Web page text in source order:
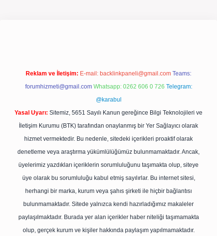
Reklam ve İletişim: E-mail: backlinkpaneli@gmail.com Teams:
forumhizmeti@gmail.com Whatsapp: 0262 606 0 726 Telegram:
@karabul
Yasal Uyarı: Sitemiz, 5651 Sayılı Kanun gereğince Bilgi Teknolojileri ve
İletişim Kurumu (BTK) tarafından onaylanmış bir Yer Sağlayıcı olarak
hizmet vermektedir. Bu nedenle, sitedeki içerikleri proaktif olarak
denetleme veya araştırma yükümlülüğümüz bulunmamaktadır. Ancak,
üyelerimiz yazdıkları içeriklerin sorumluluğunu taşımakta olup, siteye
üye olarak bu sorumluluğu kabul etmiş sayılırlar. Bu internet sitesi,
herhangi bir marka, kurum veya şahıs şirketi ile hiçbir bağlantısı
bulunmamaktadır. Sitede yalnızca kendi hazırladığımız makaleler
paylaşılmaktadır. Burada yer alan içerikler haber niteliği taşımamakta
olup, gerçek kurum ve kişiler hakkında paylaşım yapılmamaktadır.